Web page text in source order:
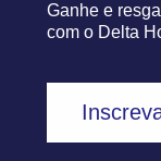
Ganhe e
com o Delta